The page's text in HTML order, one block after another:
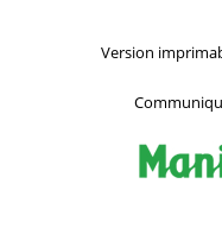
Version